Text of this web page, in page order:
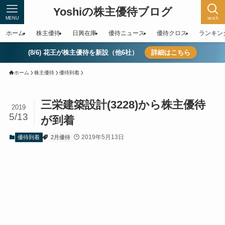
Yoshiの株主優待ブログ serch
MENU
ホーム 株主優待 日興在庫 優待ニュース 優待クロス ランキン
(8/6) 花王が株主優待を新設（他6社） 詳細はこちら
ホーム 株主優待 優待到着
三栄建築設計(3228)から株主優待
が到着
2019
5/13
優待到着 2月優待 2019年5月13日